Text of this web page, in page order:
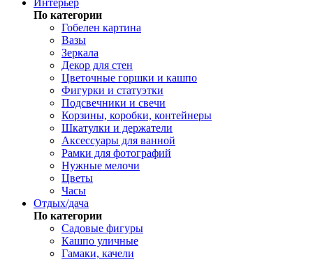
Интерьер
По категории
Гобелен картина
Вазы
Зеркала
Декор для стен
Цветочные горшки и кашпо
Фигурки и статуэтки
Подсвечники и свечи
Корзины, коробки, контейнеры
Шкатулки и держатели
Аксессуары для ванной
Рамки для фотографий
Нужные мелочи
Цветы
Часы
Отдых/дача
По категории
Садовые фигуры
Кашпо уличные
Гамаки, качели